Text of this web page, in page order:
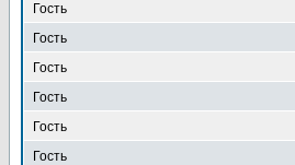
Гость
Гость
Гость
Гость
Гость
Гость